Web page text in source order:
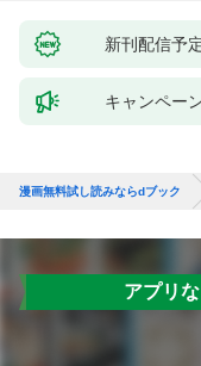
新刊配信予
キャンペー
漫画無料試し読みならdブック
アプリ